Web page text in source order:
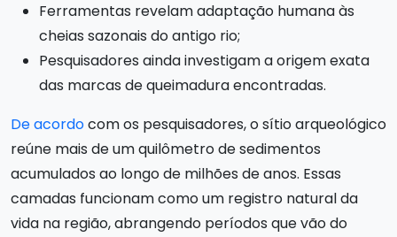
Ferramentas revelam adaptação humana às
cheias sazonais do antigo rio;
Pesquisadores ainda investigam a origem exata
das marcas de queimadura encontradas.
De acordocom os pesquisadores, o sítio arqueológico
reúne mais de um quilômetro de sedimentos
acumulados ao longo de milhões de anos. Essas
camadas funcionam como um registro natural da
vida na região, abrangendo períodos que vão do